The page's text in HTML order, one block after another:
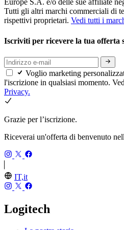
Europe S.A. e/o delle sue affiliate
Tutti gli altri marchi commerciali di
rispettivi proprietari. Vedi tutti i
Iscriviti per ricevere la tua offerta
Voglio marketing
l'iscrizione in qualsiasi momento.
Privacy.
Grazie per l’iscrizione.
Riceverai un'offerta di benvenuto
IT,it
Logitech